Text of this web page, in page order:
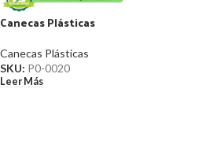
Canecas Plásticas
Canecas Plásticas
SKU: P0-0020
Leer Más